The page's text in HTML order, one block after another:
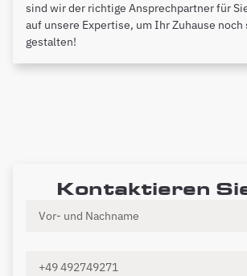
sind wir der richtige Ansprechpartner für
auf unsere Expertise, um Ihr Zuhause noch
gestalten!
Kontaktieren